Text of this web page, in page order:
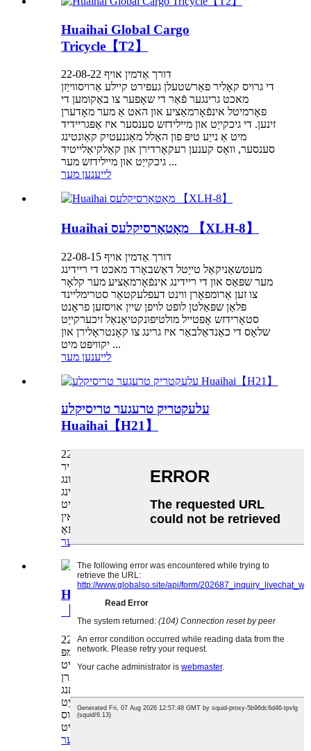
Huaihai Global Cargo
Tricycle【T2】
דורך אַדמין אויף 22-08-22
די גרויס קאָליר פאַרשטעלן געפירט קיילע אַרויסווייַזן
מאכט גרינגער פֿאַר די שאָפער צו באַקומען די
פאָרמיטל אינפֿאָרמאַציע און האט אַ מער מאָדערן
זינען. די גיכקייַט און מיילידזש סענסער איז אַפּגריידיד
מיט אַ נייַע טיפּ פון האַלל מאַגנעטיק קאַונטינג
סענסער, וואָס קענען רעקאָרדירן און קאַלקיאַלייטיד
גיכקייַט און מיילידזש מער ...
לייענען מער
Huaihai מאָטאָרסיקלעס 【XLH-8】
דורך אַדמין אויף 22-08-15
מעטשאַניקאַל טייַטל דאַשבאָרד מאכט די ריידינג
מער שפּאַס און די ריידינג אינפֿאָרמאַציע מער קלאָר
צו זען אַרומפאָרן ווינט דעפלעקטאָר סטרימליינד
פּלאַן שפּאַלטן לופט לויפן שיין אויסזען פראָנט
סטאָרידזש אָפּטייל מולטיפונקטיאָנאַל זיכערקייַט
שלאָס די כאַנדאַלבאַר איז גרינג צו קאָנטראָלירן און
יקוויפּט מיט ...
לייענען מער
עלעקטריק טרעגער טריסיקלע
Huaihai【H21】
ריינפאָרסט איין-שטיק שטאָל דאַך, פּראַטעקץ איר
פון זון ברענען און רעגן; ווייפּער גיט איר קלאָר זעאונג
אין ריינינג צייַט. ריינינג טעג אויך קענען זיין ריוואָרדינג
און טשיקאַווע. פראָנט פלאַטערל ברעט מיט
ימבאָסט ינדאַקייטערז איז די מערסט שיין פּלאַן אין
לייענען מער
Huaihai עלעקטריק סקוטער
דורך אַדמין אויף 22-07-15
פאָרמיטל געפירט ענערגיע-שפּאָרן לאָמפּ
קאָמבינאַציע. רידוסט ענערגיע קאַנסאַמשאַן מיט
50% און געוואקסן ברייטנאַס דורך 30%. די שטערן
זענען ראָמאַנטיש אַלע די וועג, אָן מורא פון די לאַנג
נאַכט סלאָולי. פּשוט קיילע, עמפאַסייזיז בלויז גיכקייַט
און דרייווינג סטאַטוס, LCD קאָליר פליסיק
לייענען מער